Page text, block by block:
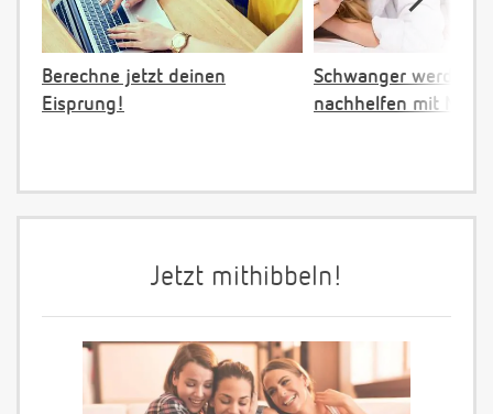
Berechne jetzt deinen
Eisprung!
Schwanger werden:
nachhelfen mit NFP
Jetzt mithibbeln!